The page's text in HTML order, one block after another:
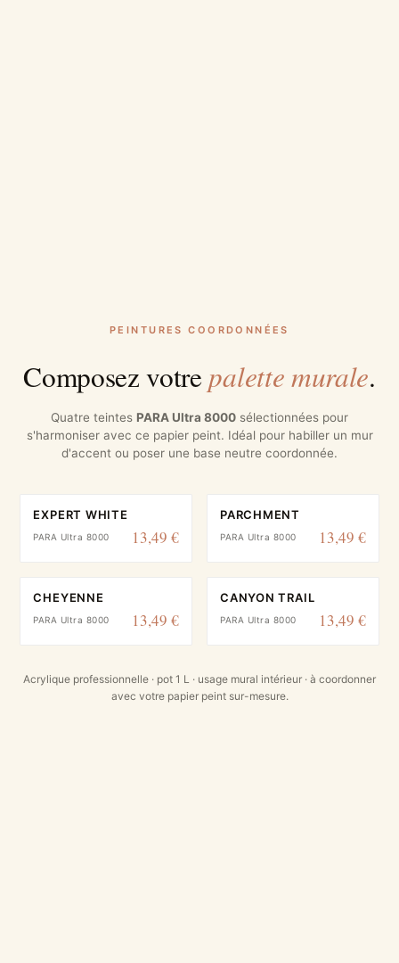
PEINTURES COORDONNÉES
Composez votrepalette murale.
Quatre teintes PARA Ultra 8000 sélectionnées pour
s'harmoniser avec ce papier peint. Idéal pour habiller un mur
d'accent ou poser une base neutre coordonnée.
EXPERT WHITE
PARA Ultra 8000 13,49 €
PARCHMENT
PARA Ultra 8000 13,49 €
CHEYENNE
PARA Ultra 8000 13,49 €
CANYON TRAIL
PARA Ultra 8000 13,49 €
Acrylique professionnelle · pot 1 L · usage mural intérieur · à coordonner
avec votre papier peint sur-mesure.